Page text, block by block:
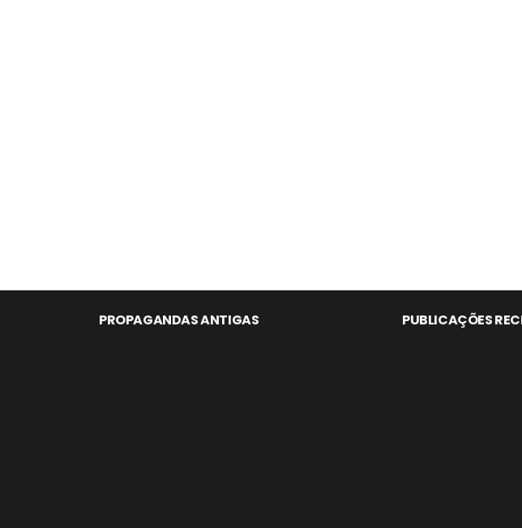
PROPAGANDAS ANTIGAS PUBLICAÇÕES